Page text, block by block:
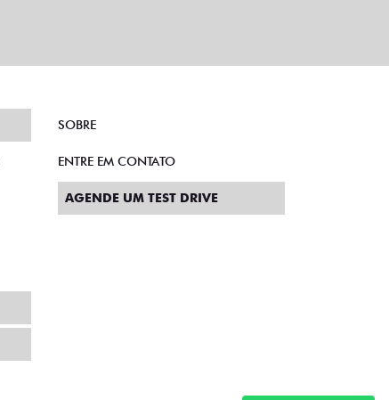
SOBRE
ENTRE EM CONTATO
AGENDE UM TEST DRIVE